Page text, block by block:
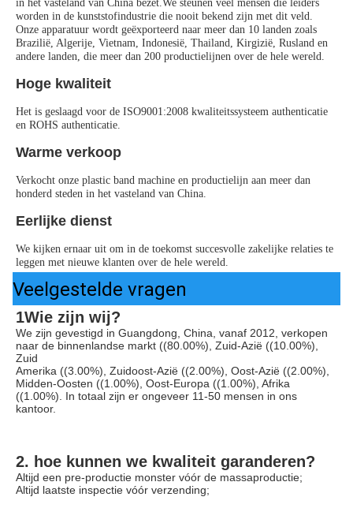
in het vasteland van China bezet.We steunen veel mensen die leiders
worden in de kunststofindustrie die nooit bekend zijn met dit veld.
Onze apparatuur wordt geëxporteerd naar meer dan 10 landen zoals
Brazilië, Algerije, Vietnam, Indonesië, Thailand, Kirgizië, Rusland en
andere landen, die meer dan 200 productielijnen over de hele wereld.
Hoge kwaliteit
Het is geslaagd voor de ISO9001:2008 kwaliteitssysteem authenticatie
en ROHS authenticatie.
Warme verkoop
Verkocht onze plastic band machine en productielijn aan meer dan
honderd steden in het vasteland van China.
Eerlijke dienst
We kijken ernaar uit om in de toekomst succesvolle zakelijke relaties te
leggen met nieuwe klanten over de hele wereld.
Veelgestelde vragen
1Wie zijn wij?
We zijn gevestigd in Guangdong, China, vanaf 2012, verkopen
naar de binnenlandse markt ((80.00%), Zuid-Azië ((10.00%),
Zuid
Amerika ((3.00%), Zuidoost-Azië ((2.00%), Oost-Azië ((2.00%),
Midden-Oosten ((1.00%), Oost-Europa ((1.00%), Afrika
((1.00%). In totaal zijn er ongeveer 11-50 mensen in ons
kantoor.
2. hoe kunnen we kwaliteit garanderen?
Altijd een pre-productie monster vóór de massaproductie;
Altijd laatste inspectie vóór verzending;